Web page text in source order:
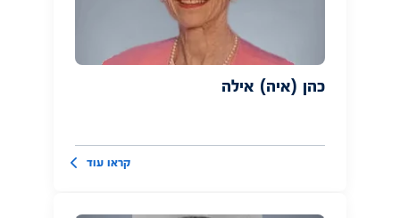
כהן (איה) אילה
קראו עוד